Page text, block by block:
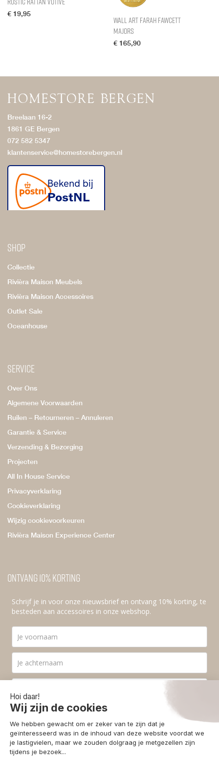
€ 19,95
Wall Art Farah Fawcett
Majors
€ 165,90
Breelaan 16-2
1861 GE Bergen
072 582 5347
klantenservice@homestorebergen.nl
Shop
Collectie
Rivièra Maison Meubels
Rivièra Maison Accessoires
Outlet Sale
Oceanhouse
Service
Over Ons
Algemene Voorwaarden
Ruilen – Retourneren – Annuleren
Garantie & Service
Verzending & Bezorging
Projecten
All In House Service
Privacyverklaring
Cookieverklaring
Wijzig cookievoorkeuren
Rivièra Maison Experience Center
Ontvang 10% korting
Schrijf je in voor onze nieuwsbrief en ontvang 10% korting, te
besteden aan accessoires in onze webshop.
Ik ga akkoord met deprivacyvoorwaarden
Aanmelden